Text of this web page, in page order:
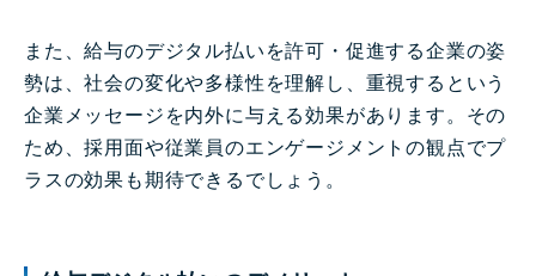
また、給与のデジタル払いを許可・促進する企業の姿
勢は、社会の変化や多様性を理解し、重視するという
企業メッセージを内外に与える効果があります。その
ため、採用面や従業員のエンゲージメントの観点でプ
ラスの効果も期待できるでしょう。